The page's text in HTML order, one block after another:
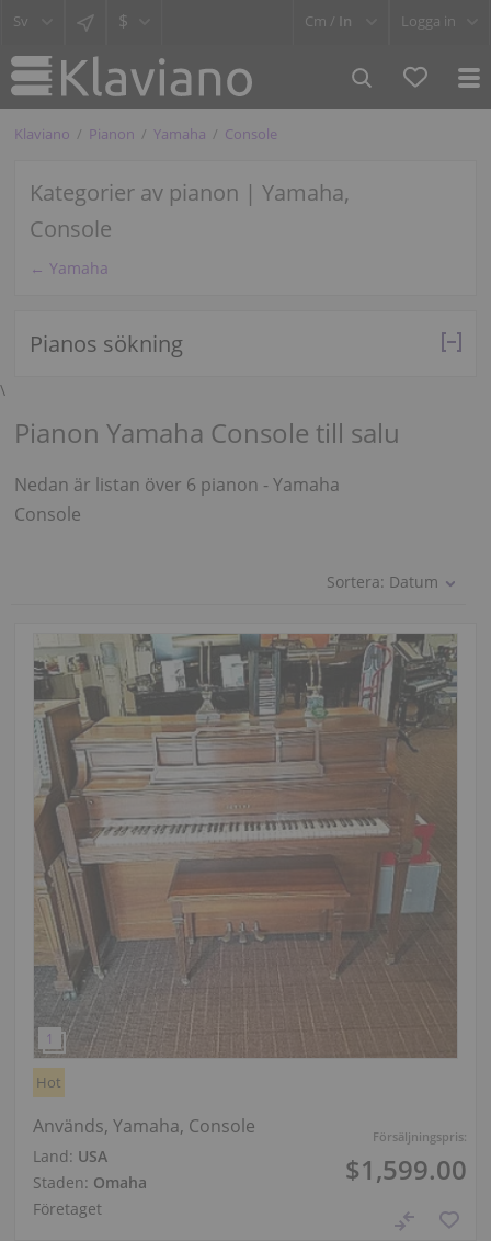
$ Cm / In Logga in
Klaviano Pianon Yamaha Console
Kategorier av pianon | Yamaha,
Console
← Yamaha
Pianos sökning
\
Pianon Yamaha Console till salu
Nedan är listan över 6 pianon - Yamaha
Console
Sortera: Datum
Försäljningspris:
$1,599.00
Hot
Används, Yamaha, Console
Land: USA
Staden: Omaha
Företaget